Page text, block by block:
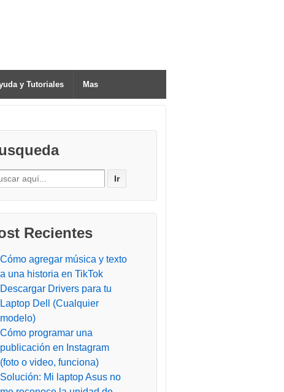
y Tutoriales Mas
for:
Recientes
Cómo agregar música y texto
a una historia en TikTok
Descargar Drivers para tu
Laptop Dell (Cualquier
modelo)
Cómo programar una
publicación en Instagram
(foto o video, funciona)
Solución: Mi laptop Asus no